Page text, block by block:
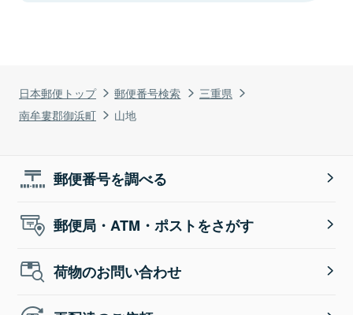
日本郵便トップ 郵便番号検索
三重県
南牟婁郡御浜町
山地
郵便番号を調べる
郵便局・ATM・ポストをさがす
荷物のお問い合わせ